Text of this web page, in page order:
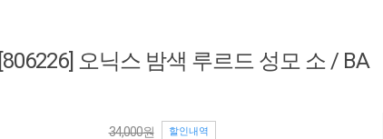
[806226] 오닉스 밤색 루르드 성모 소 / BA
34,000원 할인내역